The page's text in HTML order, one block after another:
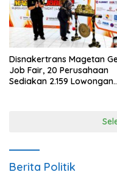
Disnakertrans Magetan
Job Fair, 20 Perusahaan
Sediakan 2.159 Lowongan
Berita Politik